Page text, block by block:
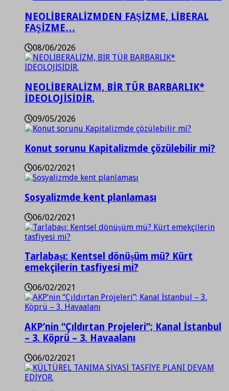
NEOLİBERALİZMDEN FAŞİZME, LİBERAL
FAŞİZME…
08/06/2026
NEOLİBERALİZM, BİR TÜR BARBARLIK*
İDEOLOJİSİDİR.
09/05/2026
Konut sorunu Kapitalizmde çözülebilir mi?
06/02/2021
Sosyalizmde kent planlaması
06/02/2021
Tarlabaşı: Kentsel dönüşüm mü? Kürt
emekçilerin tasfiyesi mi?
06/02/2021
AKP’nin “Çıldırtan Projeleri”; Kanal İstanbul
– 3. Köprü – 3. Havaalanı
06/02/2021